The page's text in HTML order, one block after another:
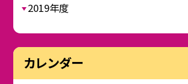
2019年度
カレンダー